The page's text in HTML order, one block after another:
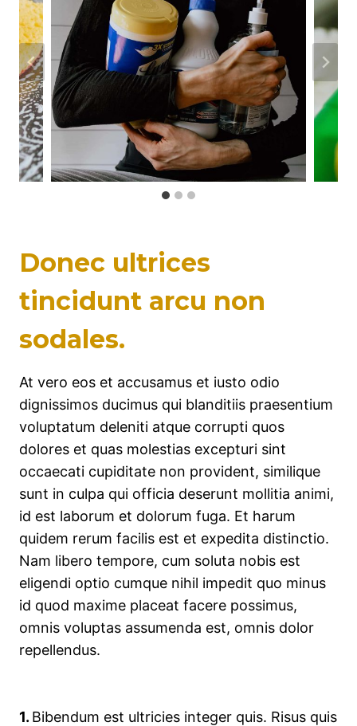
Donec ultrices
tincidunt arcu non
sodales.
At vero eos et accusamus et iusto odio
dignissimos ducimus qui blanditiis praesentium
voluptatum deleniti atque corrupti quos
dolores et quas molestias excepturi sint
occaecati cupiditate non provident, similique
sunt in culpa qui officia deserunt mollitia animi,
id est laborum et dolorum fuga. Et harum
quidem rerum facilis est et expedita distinctio.
Nam libero tempore, cum soluta nobis est
eligendi optio cumque nihil impedit quo minus
id quod maxime placeat facere possimus,
omnis voluptas assumenda est, omnis dolor
repellendus.
1. Bibendum est ultricies integer quis. Risus quis